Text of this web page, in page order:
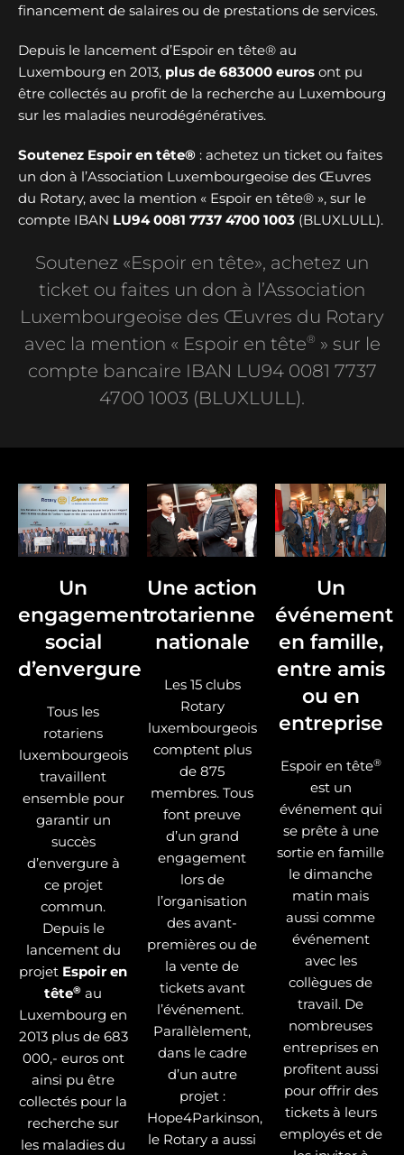
financement de salaires ou de prestations de services.
Depuis le lancement d’Espoir en tête® au
Luxembourg en 2013, plus de 683000 euros ont pu
être collectés au profit de la recherche au Luxembourg
sur les maladies neurodégénératives.
Soutenez Espoir en tête® : achetez un ticket ou faites
un don à l’Association Luxembourgeoise des Œuvres
du Rotary, avec la mention « Espoir en tête® », sur le
compte IBAN LU94 0081 7737 4700 1003 (BLUXLULL).
Soutenez «Espoir en tête», achetez un
ticket ou faites un don à l’Association
Luxembourgeoise des Œuvres du Rotary
avec la mention « Espoir en tête® » sur le
compte bancaire IBAN LU94 0081 7737
4700 1003 (BLUXLULL).
Un
engagement
social
d’envergure
Tous les
rotariens
luxembourgeois
travaillent
ensemble pour
garantir un
succès
d’envergure à
ce projet
commun.
Depuis le
lancement du
projet Espoir en
tête® au
Luxembourg en
2013 plus de 683
000,- euros ont
ainsi pu être
collectés pour la
recherche sur
les maladies du
Une action
rotarienne
nationale
Les 15 clubs
Rotary
luxembourgeois
comptent plus
de 875
membres. Tous
font preuve
d’un grand
engagement
lors de
l’organisation
des avant-
premières ou de
la vente de
tickets avant
l’événement.
Parallèlement,
dans le cadre
d’un autre
projet :
Hope4Parkinson,
le Rotary a aussi
Un
événement
en famille,
entre amis
ou en
entreprise
Espoir en tête®
est un
événement qui
se prête à une
sortie en famille
le dimanche
matin mais
aussi comme
événement
avec les
collègues de
travail. De
nombreuses
entreprises en
profitent aussi
pour offrir des
tickets à leurs
employés et de